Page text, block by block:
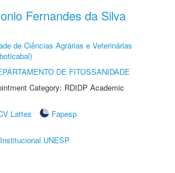
Fernandes da Silva
de Ciências Agrárias e Veterinárias
DE FITOSSANIDADE
Category: RDIDP Academic
Lattes
Fapesp
UNESP